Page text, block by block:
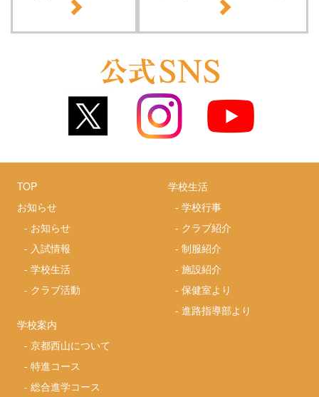
TOP
お知らせ
- お知らせ
- 入試情報
-学校生活
- クラブ活動
学校案内
-京都西山について
-特進コース
-総合進学コース
学校生活
-学校行事
- クラブ紹介
-制服紹介
-施設紹介
-保健室より
-進路指導部より